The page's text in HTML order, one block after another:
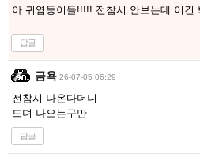
아 귀염둥이들!!!!! 전참시 안보는데 이건
답글
금욕 26-07-05 06:29
전참시 나온다더니
드뎌 나오는구만
답글